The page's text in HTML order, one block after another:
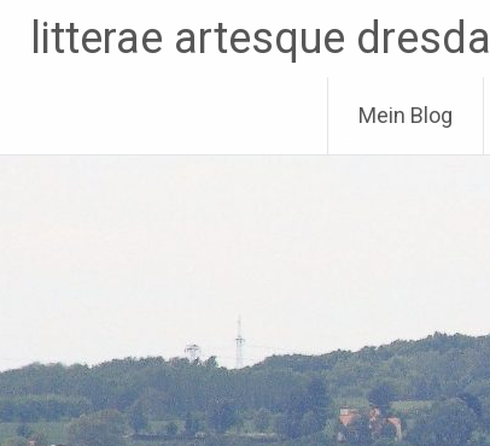
Zum litterae artesque dresda
Mein Blog